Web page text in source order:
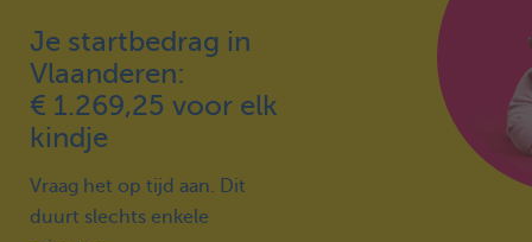
Je startbedrag in
Vlaanderen:
€ 1.269,25 voor elk
kindje
Vraag het op tijd aan. Dit
duurt slechts enkele